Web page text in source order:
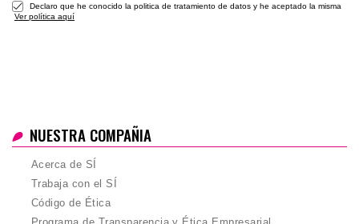
Declaro que he conocido la politica de tratamiento de datos y he aceptado la misma
Ver política aquí
NUESTRA COMPAÑIA
Acerca de SÍ
Trabaja con el SÍ
Código de Ética